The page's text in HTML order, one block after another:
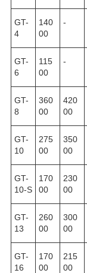
GT-
4
140
00
-
GT-
6
115
00
-
GT-
8
360
00
420
00
GT-
10
275
00
350
00
GT-
10-S
170
00
230
00
GT-
13
260
00
300
00
GT-
16
170
00
215
00